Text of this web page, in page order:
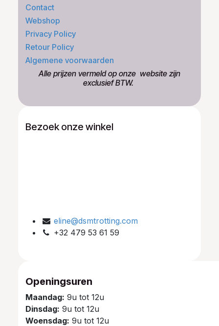
Contact
Webshop
Privacy Policy
Retour Policy
Algemene voorwaarden
​Alle prijzen vermeld op onze ​website zijn
exclusief BTW.
Bezoek onze winkel
eline@dsmtrotting.com
+32 479 53 61 59
Openingsuren
Maandag: 9u tot 12u
Dinsdag: 9u tot 12u
Woensdag: 9u tot 12u